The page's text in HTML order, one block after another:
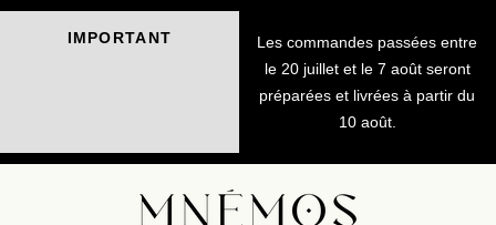
IMPORTANT
Les commandes passées entre
le 20 juillet et le 7 août seront
préparées et livrées à partir du
10 août.